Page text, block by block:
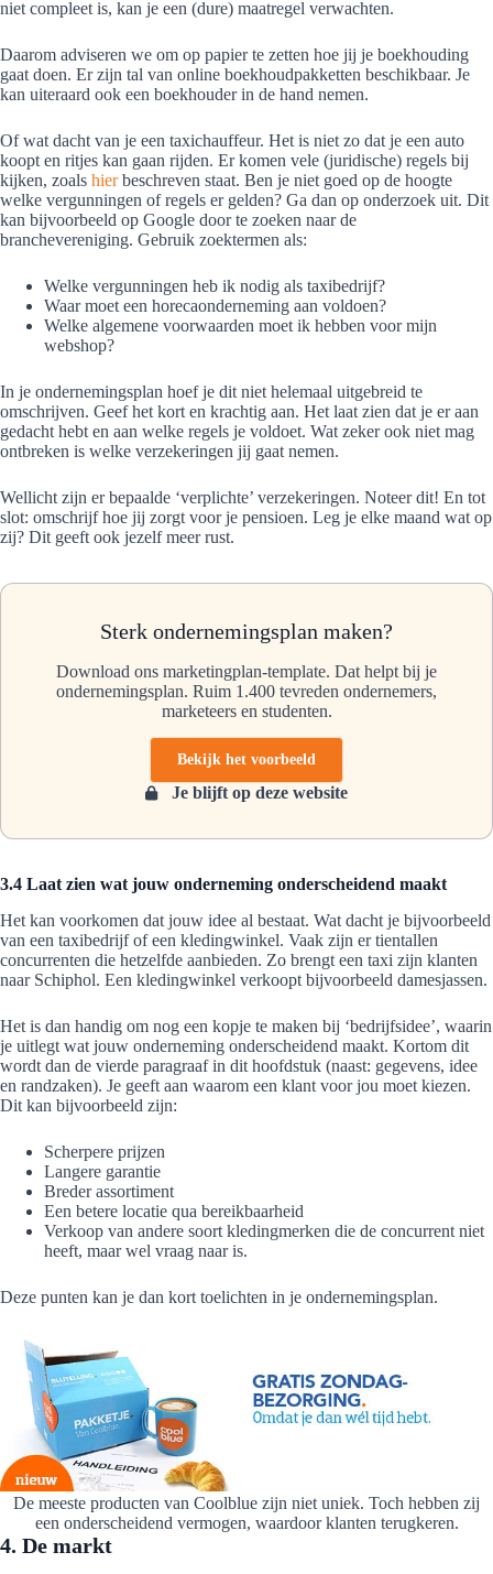
niet compleet is, kan je een (dure) maatregel verwachten.
Daarom adviseren we om op papier te zetten hoe jij je boekhouding
gaat doen. Er zijn tal van online boekhoudpakketten beschikbaar. Je
kan uiteraard ook een boekhouder in de hand nemen.
Of wat dacht van je een taxichauffeur. Het is niet zo dat je een auto
koopt en ritjes kan gaan rijden. Er komen vele (juridische) regels bij
kijken, zoals hierbeschreven staat. Ben je niet goed op de hoogte
welke vergunningen of regels er gelden? Ga dan op onderzoek uit. Dit
kan bijvoorbeeld op Google door te zoeken naar de
branchevereniging. Gebruik zoektermen als:
Welke vergunningen heb ik nodig als taxibedrijf?
Waar moet een horecaonderneming aan voldoen?
Welke algemene voorwaarden moet ik hebben voor mijn
webshop?
In je ondernemingsplan hoef je dit niet helemaal uitgebreid te
omschrijven. Geef het kort en krachtig aan. Het laat zien dat je er aan
gedacht hebt en aan welke regels je voldoet. Wat zeker ook niet mag
ontbreken is welke verzekeringen jij gaat nemen.
Wellicht zijn er bepaalde ‘verplichte’ verzekeringen. Noteer dit! En tot
slot: omschrijf hoe jij zorgt voor je pensioen. Leg je elke maand wat op
zij? Dit geeft ook jezelf meer rust.
Sterk ondernemingsplan maken?
Download ons marketingplan-template. Dat helpt bij je
ondernemingsplan. Ruim 1.400 tevreden ondernemers,
marketeers en studenten.
Bekijk het voorbeeld
Je blijft op deze website
3.4 Laat zien wat jouw onderneming onderscheidend maakt
Het kan voorkomen dat jouw idee al bestaat. Wat dacht je bijvoorbeeld
van een taxibedrijf of een kledingwinkel. Vaak zijn er tientallen
concurrenten die hetzelfde aanbieden. Zo brengt een taxi zijn klanten
naar Schiphol. Een kledingwinkel verkoopt bijvoorbeeld damesjassen.
Het is dan handig om nog een kopje te maken bij ‘bedrijfsidee’, waarin
je uitlegt wat jouw onderneming onderscheidend maakt. Kortom dit
wordt dan de vierde paragraaf in dit hoofdstuk (naast: gegevens, idee
en randzaken). Je geeft aan waarom een klant voor jou moet kiezen.
Dit kan bijvoorbeeld zijn:
Scherpere prijzen
Langere garantie
Breder assortiment
Een betere locatie qua bereikbaarheid
Verkoop van andere soort kledingmerken die de concurrent niet
heeft, maar wel vraag naar is.
Deze punten kan je dan kort toelichten in je ondernemingsplan.
De meeste producten van Coolblue zijn niet uniek. Toch hebben zij
een onderscheidend vermogen, waardoor klanten terugkeren.
4. De markt